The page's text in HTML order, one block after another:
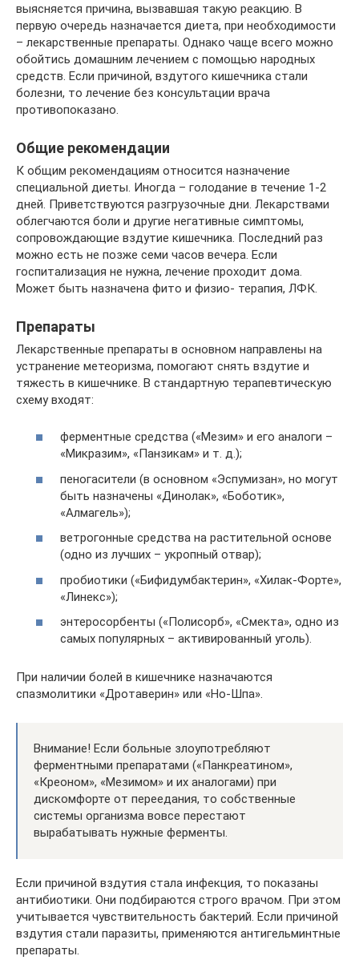
выясняется причина, вызвавшая такую реакцию. В
первую очередь назначается диета, при необходимости
– лекарственные препараты. Однако чаще всего можно
обойтись домашним лечением с помощью народных
средств. Если причиной, вздутого кишечника стали
болезни, то лечение без консультации врача
противопоказано.
Общие рекомендации
К общим рекомендациям относится назначение
специальной диеты. Иногда – голодание в течение 1-2
дней. Приветствуются разгрузочные дни. Лекарствами
облегчаются боли и другие негативные симптомы,
сопровождающие вздутие кишечника. Последний раз
можно есть не позже семи часов вечера. Если
госпитализация не нужна, лечение проходит дома.
Может быть назначена фито и физио- терапия, ЛФК.
Препараты
Лекарственные препараты в основном направлены на
устранение метеоризма, помогают снять вздутие и
тяжесть в кишечнике. В стандартную терапевтическую
схему входят:
ферментные средства («Мезим» и его аналоги –
«Микразим», «Панзикам» и т. д.);
пеногасители (в основном «Эспумизан», но могут
быть назначены «Динолак», «Боботик»,
«Алмагель»);
ветрогонные средства на растительной основе
(одно из лучших – укропный отвар);
пробиотики («Бифидумбактерин», «Хилак-Форте»,
«Линекс»);
энтеросорбенты («Полисорб», «Смекта», одно из
самых популярных – активированный уголь).
При наличии болей в кишечнике назначаются
спазмолитики «Дротаверин» или «Но-Шпа».
Внимание! Если больные злоупотребляют
ферментными препаратами («Панкреатином»,
«Креоном», «Мезимом» и их аналогами) при
дискомфорте от переедания, то собственные
системы организма вовсе перестают
вырабатывать нужные ферменты.
Если причиной вздутия стала инфекция, то показаны
антибиотики. Они подбираются строго врачом. При этом
учитывается чувствительность бактерий. Если причиной
вздутия стали паразиты, применяются антигельминтные
препараты.